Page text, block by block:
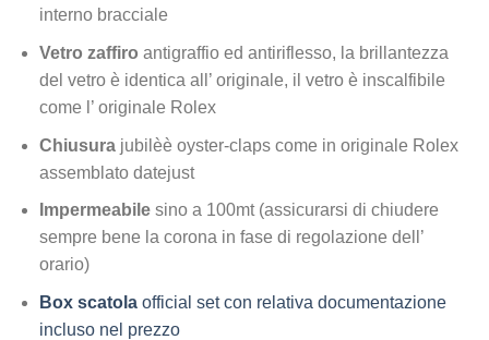
interno bracciale
Vetro zaffiro antigraffio ed antiriflesso, la brillantezza
del vetro è identica all’ originale, il vetro è inscalfibile
come l’ originale Rolex
Chiusurajubilèè oyster-claps come in originale Rolex
assemblato datejust
Impermeabilesino a 100mt (assicurarsi di chiudere
sempre bene la corona in fase di regolazione dell’
orario)
Box scatolaofficial set con relativa documentazione
incluso nel prezzo